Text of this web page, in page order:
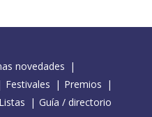
novedades
Festivales
Premios
Listas Guía / directorio